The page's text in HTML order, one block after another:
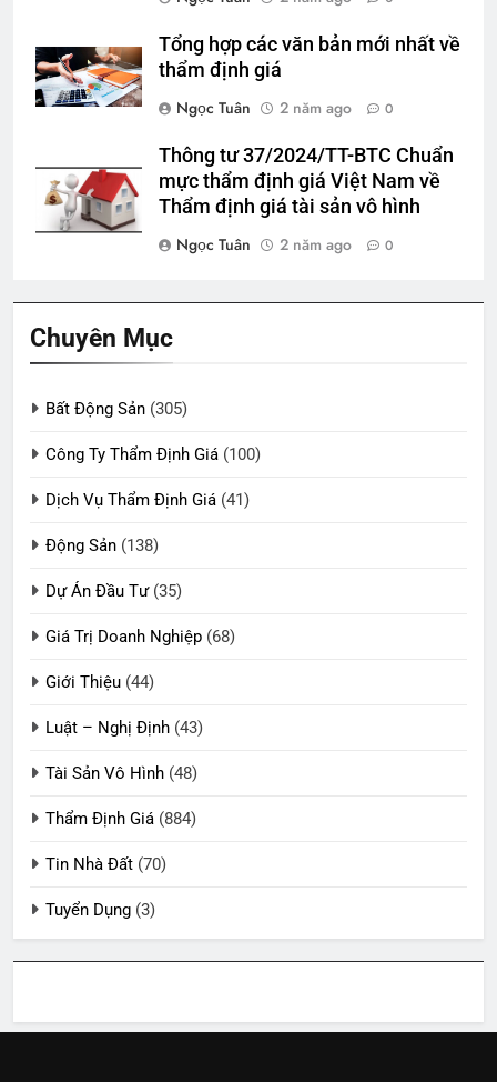
Tổng hợp các văn bản mới nhất về
thẩm định giá
Ngọc Tuân
2 năm ago 0
Thông tư 37/2024/TT-BTC Chuẩn
mực thẩm định giá Việt Nam về
Thẩm định giá tài sản vô hình
Ngọc Tuân
2 năm ago 0
Chuyên Mục
Bất Động Sản (305)
Công Ty Thẩm Định Giá (100)
Dịch Vụ Thẩm Định Giá (41)
Động Sản (138)
Dự Án Đầu Tư(35)
Giá Trị Doanh Nghiệp (68)
Giới Thiệu (44)
Luật – Nghị Định (43)
Tài Sản Vô Hình (48)
Thẩm Định Giá (884)
Tin Nhà Đất (70)
Tuyển Dụng (3)